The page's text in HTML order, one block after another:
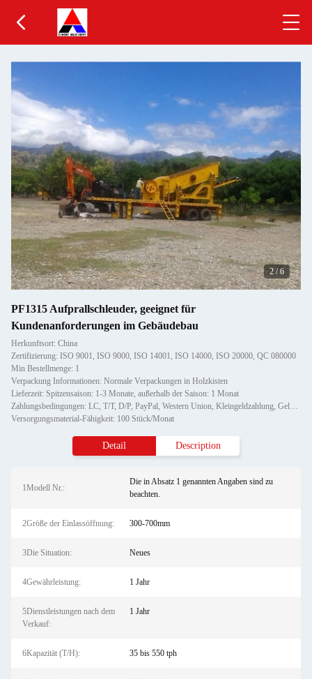
2 /6
PF1315 Aufprallschleuder, geeignet für
Kundenanforderungen im Gebäudebau
Herkunftsort: China
Zertifizierung: ISO 9001, ISO 9000, ISO 14001, ISO 14000, ISO 20000, QC 080000
Min Bestellmenge: 1
Verpackung Informationen: Normale Verpackungen in Holzkisten
Lieferzeit: Spitzensaison: 1-3 Monate, außerhalb der Saison: 1 Monat
Zahlungsbedingungen: LC, T/T, D/P, PayPal, Western Union, Kleingeldzahlung, Geldgramm
Versorgungsmaterial-Fähigkeit: 100 Stück/Monat
Detail Description
1Modell Nr.:
Die in Absatz 1 genannten Angaben sind zu
beachten.
2Größe der Einlassöffnung: 300-700mm
3Die Situation: Neues
4Gewährleistung: 1 Jahr
5Dienstleistungen nach dem
Verkauf:
1 Jahr
6Kapazität (T/H): 35 bis 550 tph